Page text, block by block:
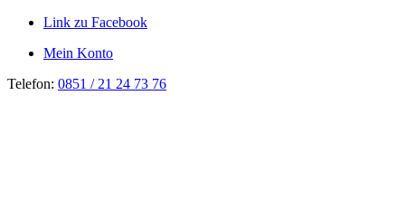
Link zu Facebook
Mein Konto
Telefon: 0851 / 21 24 73 76